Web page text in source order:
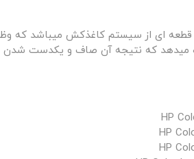
ای از سیستم کاغذکش میباشد که
میدهد که نتیجه آن صاف و یکدست شدن
HP
HP
HP